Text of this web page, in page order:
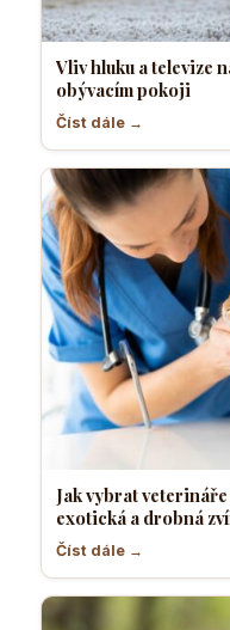
Vliv hluku a televize
obývacím pokoji
Číst dále →
Jak vybrat
exotická a drobná
Číst dále →